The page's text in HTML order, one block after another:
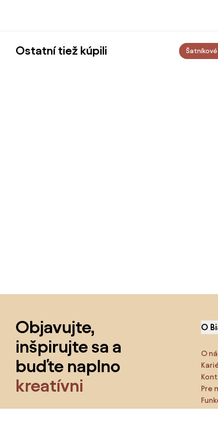
Ostatní tiež kúpili Šatníkové
Objavujte,
inšpirujte sa a
buďte naplno
kreatívni
O
O
Pre